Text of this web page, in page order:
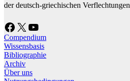
der deutsch-griechischen Verflechtungen
Facebook X YouTube
Compendium
Wissensbasis
Bibliographie
Archiv
Über uns